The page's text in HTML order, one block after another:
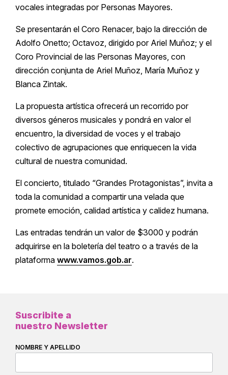
vocales integradas por Personas Mayores.
Se presentarán el Coro Renacer, bajo la dirección de
Adolfo Onetto; Octavoz, dirigido por Ariel Muñoz; y el
Coro Provincial de las Personas Mayores, con
dirección conjunta de Ariel Muñoz, María Muñoz y
Blanca Zintak.
La propuesta artística ofrecerá un recorrido por
diversos géneros musicales y pondrá en valor el
encuentro, la diversidad de voces y el trabajo
colectivo de agrupaciones que enriquecen la vida
cultural de nuestra comunidad.
El concierto, titulado “Grandes Protagonistas”, invita a
toda la comunidad a compartir una velada que
promete emoción, calidad artística y calidez humana.
Las entradas tendrán un valor de $3000 y podrán
adquirirse en la boletería del teatro o a través de la
plataforma www.vamos.gob.ar.
Suscribite a
nuestro Newsletter
NOMBRE Y APELLIDO